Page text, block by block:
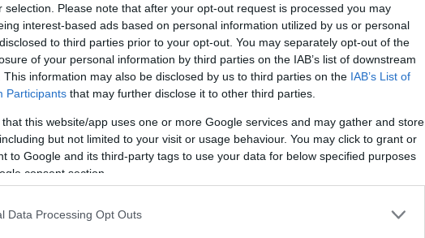
selection. Please note that after your opt-out request is processed you may
interest-based ads based on personal information utilized by us or personal
to third parties prior to your opt-out. You may separately opt-out of the
of your personal information by third parties on the IAB’s list of downstream
This information may also be disclosed by us to third parties on the IAB’s List of
Participants that may further disclose it to other third parties.
that this website/app uses one or more Google services and may gather and store
but not limited to your visit or usage behaviour. You may click to grant or
to Google and its third-party tags to use your data for below specified purposes
consent section.
Data Processing Opt Outs